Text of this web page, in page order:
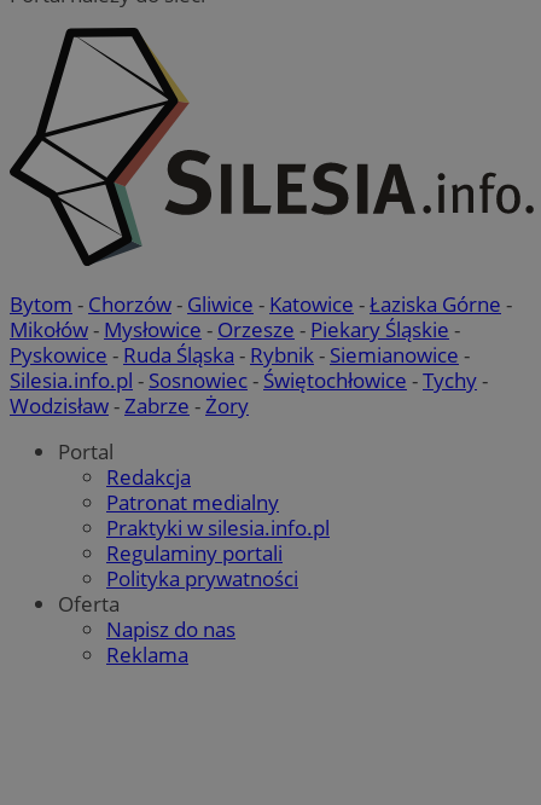
Bytom - Chorzów- Gliwice - Katowice -Łaziska Górne -
Mikołów- Mysłowice - Orzesze - Piekary Śląskie -
Pyskowice - Ruda Śląska - Rybnik- Siemianowice -
Silesia.info.pl - Sosnowiec- Świętochłowice -Tychy-
Wodzisław-Zabrze -Żory
Portal
Redakcja
Patronat medialny
Praktyki w silesia.info.pl
Regulaminy portali
Polityka prywatności
Oferta
Napisz do nas
Reklama
VISITOR_PRIVACY_METADATA
li_gc